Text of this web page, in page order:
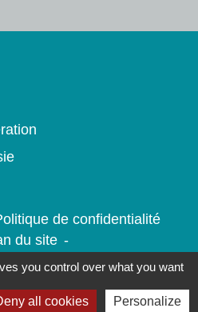
de confidentialité
du site -
avec Réseau des Communes
you control over what you want
all cookies Personalize